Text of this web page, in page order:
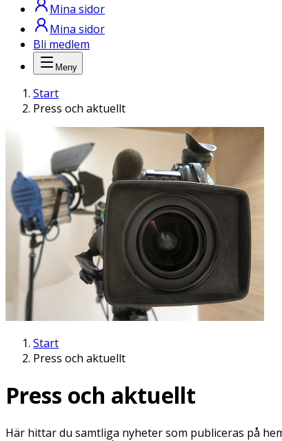
Mina sidor
Mina sidor
Bli medlem
Meny
Start
Press och aktuellt
Start
Press och aktuellt
Press och aktuellt
Här hittar du samtliga nyheter som publiceras på